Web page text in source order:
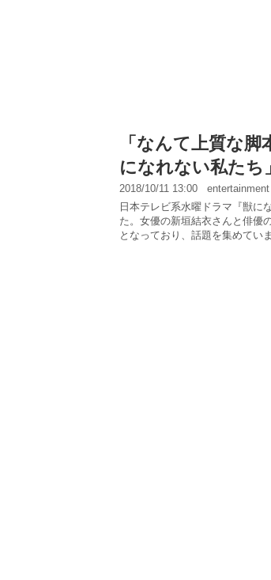
「なんて上質な
になれない私た
2018/10/11 13:00
entertainment
日本テレビ系水曜ドラマ『獣に
た。女優の新垣結衣さんと俳優
となっており、話題を集めてい